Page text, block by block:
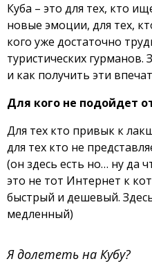
Куба – это для тех, кто
новые эмоции, для тех,
кого уже достаточно
туристических гурманов.
и как получить эти
Для кого не подойдет
Для тех кто привык к
для тех кто не
(он здесь есть но… ну да
это не тот Интернет к
быстрый и дешевый.
медленный)
Я долететь на Кубу?